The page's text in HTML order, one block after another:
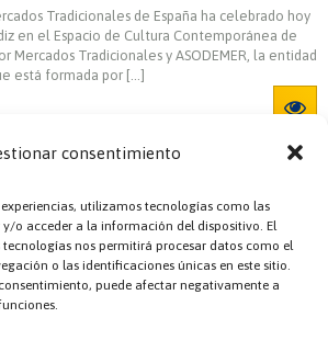
consentimiento
utilizamos tecnologías como las
o acceder a la información del dispositivo. El
nos permitirá procesar datos como el
o las identificaciones únicas en este sitio.
puede afectar negativamente a
Tradicionales de España ha celebrado hoy
en el Espacio de Cultura Contemporánea de
Mercados Tradicionales y ASODEMER, la entidad
está formada por […]
Carnicerías,